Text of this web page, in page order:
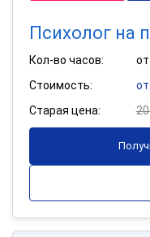
Психолог на
Кол-во часов:
Стоимость:
Старая цена: